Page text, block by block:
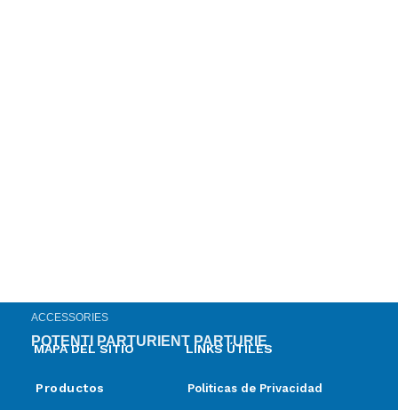
ACCESSORIES
POTENTI PARTURIENT PARTURIE
MAPA DEL SITIO
Productos
LINKS ÚTILES
Politicas de Privacidad